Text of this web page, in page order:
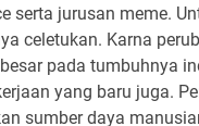
serta jurusan meme.
celetukan. Karna
pada tumbuhnya
yang baru juga.
sumber daya